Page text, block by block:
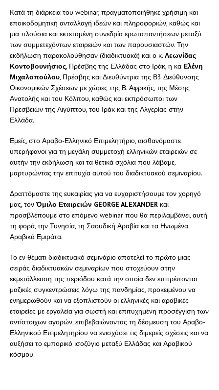
Κατά τη διάρκεια του webinar, πραγματοποιήθηκε χρήσιμη και
εποικοδομητική ανταλλαγή ιδεών και πληροφοριών, καθώς και
μια πλούσια και εκτεταμένη συνεδρία ερωταπαντήσεων μεταξύ
των συμμετεχόντων εταιρειών και των παρουσιαστών. Την
εκδήλωση παρακολούθησαν (διαδικτυακά) και ο κ. Λεωνίδας
Κοντοβουνήσιος , Πρέσβης της Ελλάδας στο Ιράκ, η κα Ελένη
Μιχαλοπούλου , Πρέσβης και Διευθύντρια της Β3 Διεύθυνσης
Οικονομικών Σχέσεων με χώρες της Β. Αφρικής, της Μέσης
Ανατολής και του Κόλπου, καθώς και εκπρόσωποι των
Πρεσβειών της Αιγύπτου, του Ιράκ και της Αλγερίας στην
Ελλάδα.
Εμείς, στο Αραβο-Ελληνικό Επιμελητήριο, αισθανόμαστε
υπερήφανοι για τη μεγάλη συμμετοχή ελληνικών εταιρειών σε
αυτήν την εκδήλωση και τα θετικά σχόλια που λάβαμε,
μαρτυρώντας την επιτυχία αυτού του διαδικτυακού σεμιναρίου.
Δραττόμαστε της ευκαιρίας για να ευχαριστήσουμε τον χορηγό
μας, τονΌμιλο Εταιρειών GEORGE ALEXANDER και
προσβλέπουμε στο επόμενο webinar που θα περιλαμβάνει, αυτή
τη φορά, την Τυνησία, τη Σαουδική Αραβία και τα Ηνωμένα
Αραβικά Εμιράτα.
Το εν θέματι διαδικτυακό σεμινάριο αποτελεί το πρώτο μιας
σειράς διαδικτυακών σεμιναρίων που στοχεύουν στην
εκμετάλλευση της περιόδου κατά την οποία δεν επιτρέπονται
μαζικές συγκεντρώσεις λόγω της πανδημίας, προκειμένου να
ενημερωθούν και να εξοπλιστούν οι ελληνικές και αραβικές
εταιρείες με εργαλεία για σωστή και επιτυχημένη προσέγγιση των
αντίστοιχων αγορών, επιβεβαιώνοντας τη δέσμευση του Αραβο-
Ελληνικού Επιμελητηρίου να ενισχύσει τις διμερείς σχέσεις και να
αυξήσει το εμπορικό ισοζύγιο μεταξύ Ελλάδας και Αραβικού
κόσμου.